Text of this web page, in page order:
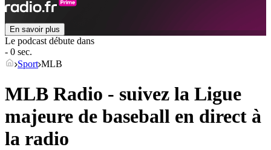
En savoir plus
Le podcast débute dans
- 0 sec.
Sport MLB
MLB Radio - suivez la Ligue
majeure de baseball en direct à
la radio